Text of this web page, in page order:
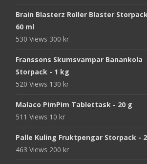
Brain Blasterz Roller Blaster
60 ml
530 Views 300 kr
Franssons Skumsvampar Banankola
Storpack - 1 kg
520 Views 130 kr
Malaco PimPim Tablettask - 20 g
511 Views 10 kr
Palle Kuling Fruktpengar Storpack -
463 Views 200 kr